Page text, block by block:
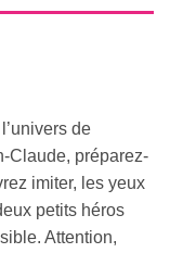
de
Claude, préparez-
imiter, les yeux
petits héros
Attention,